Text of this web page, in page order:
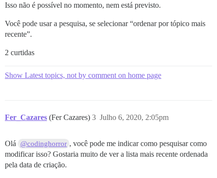
Isso não é possível no momento, nem está previsto.
Você pode usar a pesquisa, se selecionar “ordenar por tópico mais
recente”.
2 curtidas
Show Latest topics, not by comment on home page
Fer_Cazares (Fer Cazares) Julho 6, 2020, 2:05pm
3
Olá @codinghorror , você pode me indicar como pesquisar como
modificar isso? Gostaria muito de ver a lista mais recente ordenada
pela data de criação.